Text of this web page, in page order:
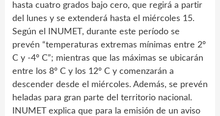
hasta cuatro grados bajo cero, que regirá a partir
del lunes y se extenderá hasta el miércoles 15.
Según el INUMET, durante este período se
prevén “temperaturas extremas mínimas entre 2º
C y -4º C”; mientras que las máximas se ubicarán
entre los 8º C y los 12º C y comenzarán a
descender desde el miércoles. Además, se prevén
heladas para gran parte del territorio nacional.
INUMET explica que para la emisión de un aviso